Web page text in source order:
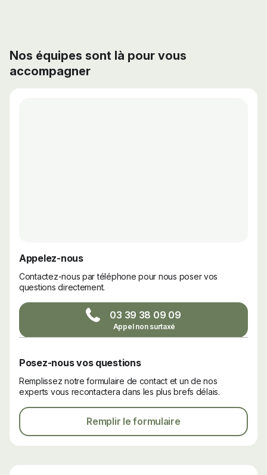
Nos équipes sont là pour vous
accompagner
Appelez-nous
Contactez-nous par téléphone pour nous poser vos
questions directement.
03 39 38 09 09
Posez-nous vos questions
Remplissez notre formulaire de contact et un de nos
experts vous recontactera dans les plus brefs délais.
Remplir le formulaire